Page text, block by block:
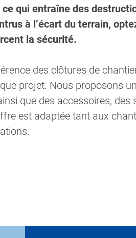
qui entraîne des
à l’écart du terrain,
la sécurité.
des clôtures de
projet. Nous proposons
que des accessoires, des
est adaptée tant aux